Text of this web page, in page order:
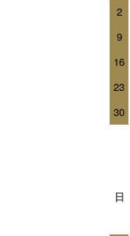
2
9
16
23
30
日